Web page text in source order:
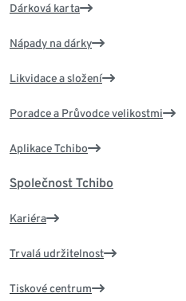
Dárková karta
Nápady na dárky
Likvidace a složení
Poradce a Průvodce velikostmi
Aplikace Tchibo
Společnost Tchibo
Kariéra
Trvalá udržitelnost
Tiskové centrum